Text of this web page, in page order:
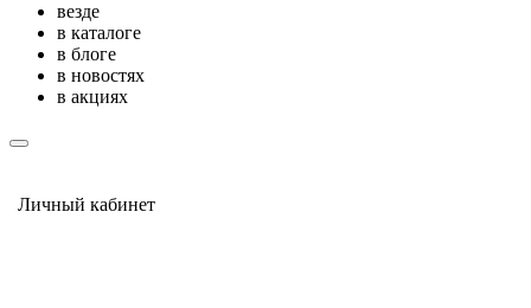
везде
в каталоге
в блоге
в новостях
в акциях
Личный кабинет